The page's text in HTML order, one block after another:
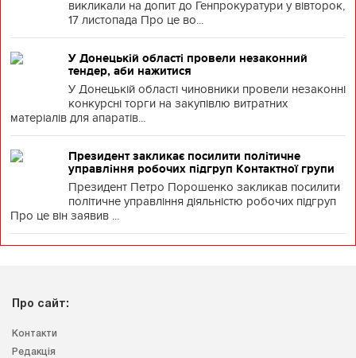
викликали на допит до Генпрокуратури у вівторок,
17 листопада Про це во...
У Донецькій області провели незаконний
тендер, аби нажитися
У Донецькій області чиновники провели незаконні
конкурсні торги на закупівлю витратних
матеріалів для апаратів...
Президент закликає посилити політичне
управління робочих підгруп Контактної групи
Президент Петро Порошенко закликав посилити
політичне управління діяльністю робочих підгруп
Про це він заявив ...
Про сайт:
Контакти
Редакція